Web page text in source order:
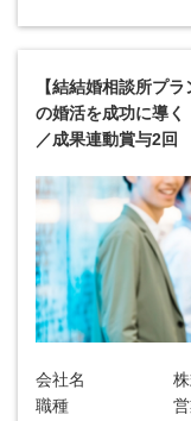
【結結婚相談所プ
の婚活を成功に導
／成果連動賞与2回
会社名
職種